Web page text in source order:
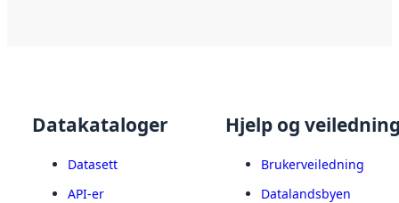
Datakataloger
Datasett
API-er
Hjelp og
Brukerveiledning
Datalandsbyen